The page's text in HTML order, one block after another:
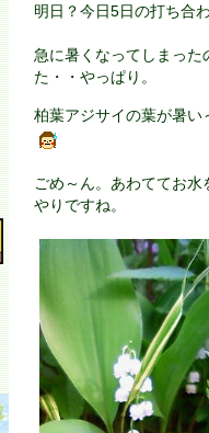
明日？今日5日の打ち合
急に暑くなってしまっ
た・・やっぱり。
柏葉アジサイの葉が暑
ごめ～ん。あわててお
やりですね。